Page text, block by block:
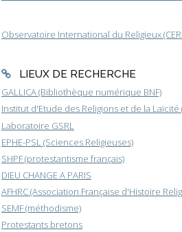
Observatoire International du Religieux
LIEUX DE RECHERCHE
GALLICA (Bibliothèque numérique BNF)
Institut d'Etude des Religions et de la Laïcité
Laboratoire GSRL
EPHE-PSL (Sciences Religieuses)
SHPF (protestantisme français)
DIEU CHANGE A PARIS
AFHRC (Association Française d'Histoire
SEMF (méthodisme)
Protestants bretons